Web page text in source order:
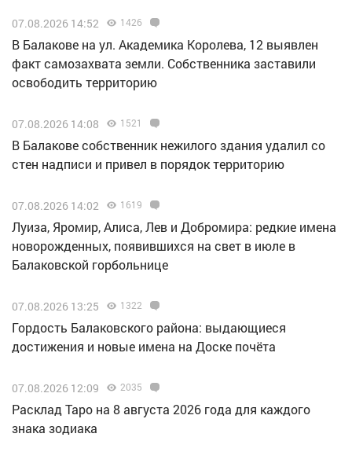
07.08.2026 14:52 1426
В Балакове на ул. Академика Королева, 12 выявлен
факт самозахвата земли. Собственника заставили
освободить территорию
07.08.2026 14:08 1521
В Балакове собственник нежилого здания удалил со
стен надписи и привел в порядок территорию
07.08.2026 14:02 1619
Луиза, Яромир, Алиса, Лев и Добромира: редкие имена
новорожденных, появившихся на свет в июле в
Балаковской горбольнице
07.08.2026 13:25 1322
Гордость Балаковского района: выдающиеся
достижения и новые имена на Доске почёта
07.08.2026 12:09 2035
Расклад Таро на 8 августа 2026 года для каждого
знака зодиака